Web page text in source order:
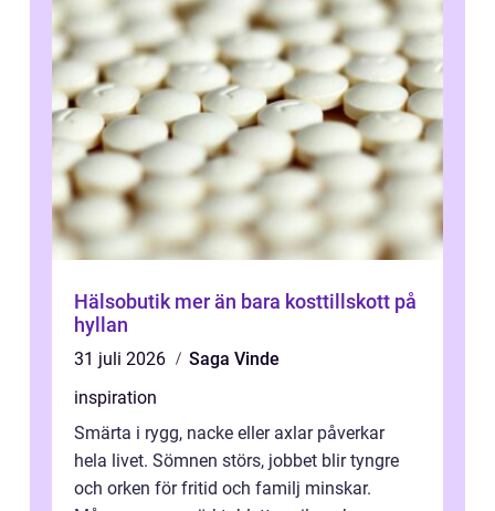
Hälsobutik mer än bara kosttillskott på
hyllan
31 juli 2026
Saga Vinde
inspiration
Smärta i rygg, nacke eller axlar påverkar
hela livet. Sömnen störs, jobbet blir tyngre
och orken för fritid och familj minskar.